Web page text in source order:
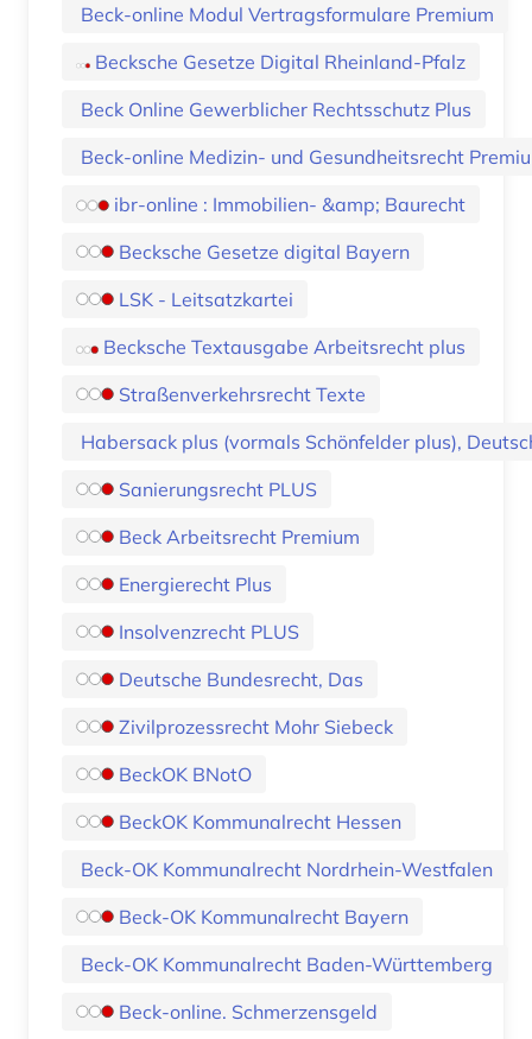
Beck-online Modul Vertragsformulare Premium
Becksche Gesetze Digital Rheinland-Pfalz
Beck Online Gewerblicher Rechtsschutz Plus
Beck-online Medizin- und Gesundheitsrecht
ibr-online : Immobilien- &amp; Baurecht
Becksche Gesetze digital Bayern
LSK - Leitsatzkartei
Becksche Textausgabe Arbeitsrecht plus
Straßenverkehrsrecht Texte
Habersack plus (vormals Schönfelder plus),
Sanierungsrecht PLUS
Beck Arbeitsrecht Premium
Energierecht Plus
Insolvenzrecht PLUS
Deutsche Bundesrecht, Das
Zivilprozessrecht Mohr Siebeck
BeckOK BNotO
BeckOK Kommunalrecht Hessen
Beck-OK Kommunalrecht Nordrhein-Westfalen
Beck-OK Kommunalrecht Bayern
Beck-OK Kommunalrecht Baden-Württemberg
Beck-online. Schmerzensgeld